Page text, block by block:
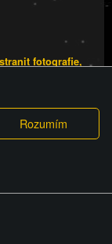
fotografie,
nebo video na
videa nebo
uplatnit vůči
škody nebo
dávka